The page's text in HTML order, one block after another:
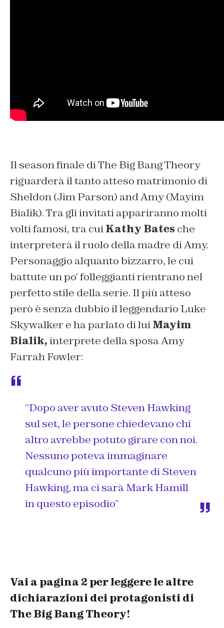
Il season finale di The Big Bang Theory
riguarderà il tanto atteso matrimonio di
Sheldon (Jim Parson) and Amy (Mayim
Bialik). Tra gli invitati appariranno molti
volti famosi, tra cuiKathy Bates che
interpreterà il ruolo della madre di Amy.
Personaggio alquanto bizzarro, le cui
battute un po’ folleggianti rientrano nel
perfetto stile della serie. Il più atteso
però è senza dubbio il leggendario Luke
Skywalker e ha parlato di luiMayim
Bialik,interprete della sposaAmy
Farrah Fowler:
“Dopo aver avuto Steven Hawking
sul set, le persone chiedevano chi
altro avrebbe potuto girare con noi.
Nessuno poteva immaginare
qualcuno più importante di Steven
Hawking, ma ci sarà Mark Hamill
in questo episodio”
Vai a pagina 2 per leggere le altre
dichiarazioni dei protagonisti di
The Big Bang Theory!